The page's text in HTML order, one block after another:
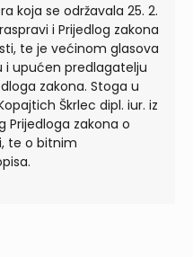
koja se održavala 25. 2.
i Prijedlog zakona
te je većinom glasova
upućen predlagatelju
zakona. Stoga u
Škrlec dipl. iur. iz
Prijedloga zakona o
te o bitnim